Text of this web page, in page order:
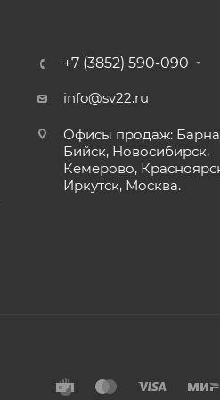
+7 (3852) 590-090
info@sv22.ru
Офисы продаж:
Бийск, Новосибирск,
Кемерово,
Иркутск, Москва.